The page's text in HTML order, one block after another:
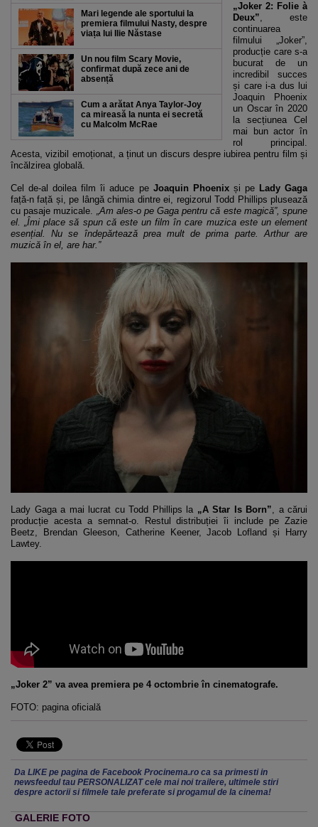
Mari legende ale sportului la
premiera filmului Nasty, despre
viața lui Ilie Năstase
Un nou film Scary Movie,
confirmat după zece ani de
absență
Cum a arătat Anya Taylor-Joy
ca mireasă la nunta ei secretă
cu Malcolm McRae
„Joker 2: Folie à
Deux”, este
continuarea
filmului „Joker”,
producție care s-a
bucurat de un
incredibil succes
și care i-a dus lui
Joaquin Phoenix
un Oscar în 2020
la secțiunea Cel
mai bun actor în
rol principal.
Acesta, vizibil emoționat, a ținut un discurs despre iubirea pentru film și
încălzirea globală.
Cel de-al doilea film îi aduce pe Joaquin Phoenix și peLady Gaga
față-n față și, pe lângă chimia dintre ei, regizorul Todd Phillips plusează
cu pasaje muzicale. „Am ales-o pe Gaga pentru că este magică”, spune
el. „Îmi place să spun că este un film în care muzica este un element
esențial. Nu se îndepărtează prea mult de prima parte. Arthur are
muzică în el, are har.”
Lady Gaga a mai lucrat cu Todd Phillips la „A Star Is Born” , a cărui
producție acesta a semnat-o. Restul distribuției îi include pe Zazie
Beetz, Brendan Gleeson, Catherine Keener, Jacob Lofland și Harry
Lawtey.
„Joker 2” va avea premiera pe 4 octombrie în cinematografe.
FOTO: pagina oficială
Da LIKE pe pagina de Facebook Procinema.ro ca sa primesti in
newsfeedul tau PERSONALIZAT cele mai noi trailere, ultimele stiri
despre actorii si filmele tale preferate si progamul de la cinema!
GALERIE FOTO